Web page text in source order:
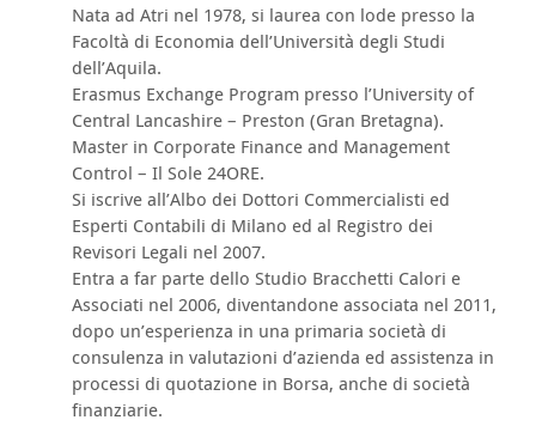
Nata ad Atri nel 1978, si laurea con lode presso la
Facoltà di Economia dell’Università degli Studi
dell’Aquila.
Erasmus Exchange Program presso l’University of
Central Lancashire – Preston (Gran Bretagna).
Master in Corporate Finance and Management
Control – Il Sole 24ORE.
Si iscrive all’Albo dei Dottori Commercialisti ed
Esperti Contabili di Milano ed al Registro dei
Revisori Legali nel 2007.
Entra a far parte dello Studio Bracchetti Calori e
Associati nel 2006, diventandone associata nel 2011,
dopo un’esperienza in una primaria società di
consulenza in valutazioni d’azienda ed assistenza in
processi di quotazione in Borsa, anche di società
finanziarie.